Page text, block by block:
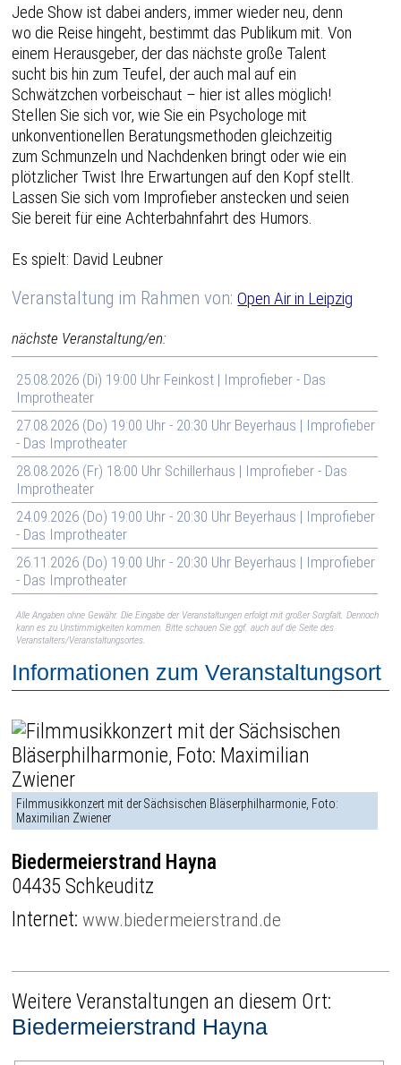
Jede Show ist dabei anders, immer wieder neu, denn
wo die Reise hingeht, bestimmt das Publikum mit. Von
einem Herausgeber, der das nächste große Talent
sucht bis hin zum Teufel, der auch mal auf ein
Schwätzchen vorbeischaut – hier ist alles möglich!
Stellen Sie sich vor, wie Sie ein Psychologe mit
unkonventionellen Beratungsmethoden gleichzeitig
zum Schmunzeln und Nachdenken bringt oder wie ein
plötzlicher Twist Ihre Erwartungen auf den Kopf stellt.
Lassen Sie sich vom Improfieber anstecken und seien
Sie bereit für eine Achterbahnfahrt des Humors.
Es spielt: David Leubner
Veranstaltung im Rahmen von:Open Air in Leipzig
nächste Veranstaltung/en:
25.08.2026 (Di) 19:00 Uhr Feinkost | Improfieber - Das
Improtheater
27.08.2026 (Do) 19:00 Uhr - 20:30 Uhr Beyerhaus | Improfieber
- Das Improtheater
28.08.2026 (Fr) 18:00 Uhr Schillerhaus | Improfieber - Das
Improtheater
24.09.2026 (Do) 19:00 Uhr - 20:30 Uhr Beyerhaus | Improfieber
- Das Improtheater
26.11.2026 (Do) 19:00 Uhr - 20:30 Uhr Beyerhaus | Improfieber
- Das Improtheater
Alle Angaben ohne Gewähr. Die Eingabe der Veranstaltungen erfolgt mit großer Sorgfalt. Dennoch
kann es zu Unstimmigkeiten kommen. Bitte schauen Sie ggf. auch auf die Seite des
Veranstalters/Veranstaltungsortes.
Informationen zum Veranstaltungsort
Filmmusikkonzert mit der Sächsischen Bläserphilharmonie, Foto:
Maximilian Zwiener
Biedermeierstrand Hayna
04435 Schkeuditz
Internet:www.biedermeierstrand.de
Weitere Veranstaltungen an diesem Ort:
Biedermeierstrand Hayna